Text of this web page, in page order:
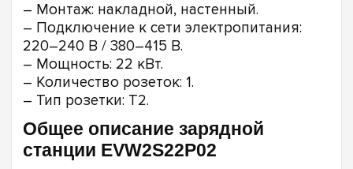
– Монтаж: накладной, настенный.
– Подключение к сети электропитания:
220–240 В / 380–415 В.
– Мощность: 22 кВт.
– Количество розеток: 1.
– Тип розетки: Т2.
Общее описание зарядной
станции EVW2S22P02